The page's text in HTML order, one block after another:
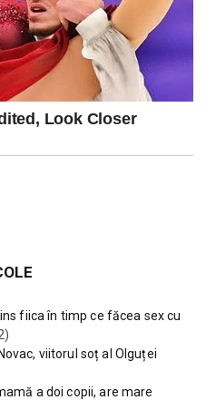
fiica în timp ce făcea sex cu
viitorul soț al Olguței
a doi copii, are mare